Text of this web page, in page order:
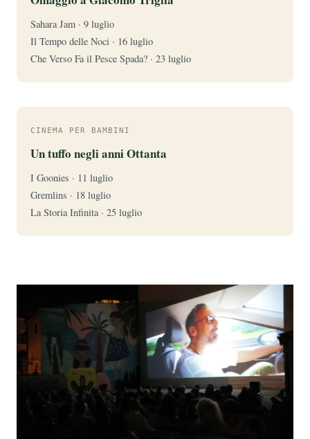
Sahara Jam · 9 luglio
Il Tempo delle Noci · 16 luglio
Che Verso Fa il Pesce Spada? · 23 luglio
CINEMA PER BAMBINI
Un tuffo negli anni Ottanta
I Goonies · 11 luglio
Gremlins · 18 luglio
La Storia Infinita · 25 luglio